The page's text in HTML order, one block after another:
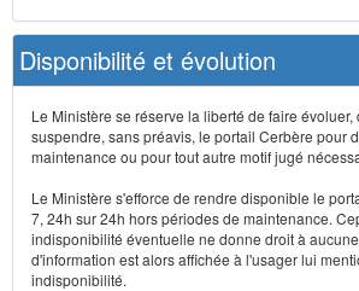
Disponibilité et évolution
Le Ministère se réserve la liberté de faire évoluer,
suspendre, sans préavis, le portail Cerbère pour
maintenance ou pour tout autre motif jugé
Le Ministère s'efforce de rendre disponible le
7, 24h sur 24h hors périodes de maintenance.
indisponibilité éventuelle ne donne droit à
d'information est alors affichée à l'usager lui
indisponibilité.